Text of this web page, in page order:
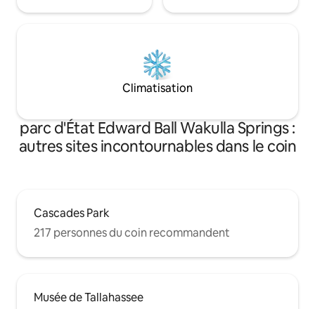
Climatisation
parc d'État Edward Ball Wakulla Springs :
autres sites incontournables dans le coin
Cascades Park
217 personnes du coin recommandent
Musée de Tallahassee